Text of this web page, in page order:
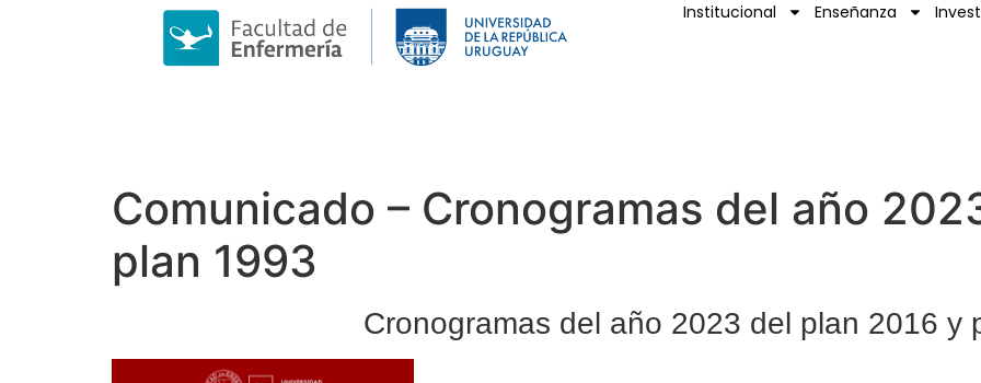
Institucional Enseñanza
Comunicado – Cronogramas del año
plan 1993
Cronogramas del año 2023 del plan 2016 y